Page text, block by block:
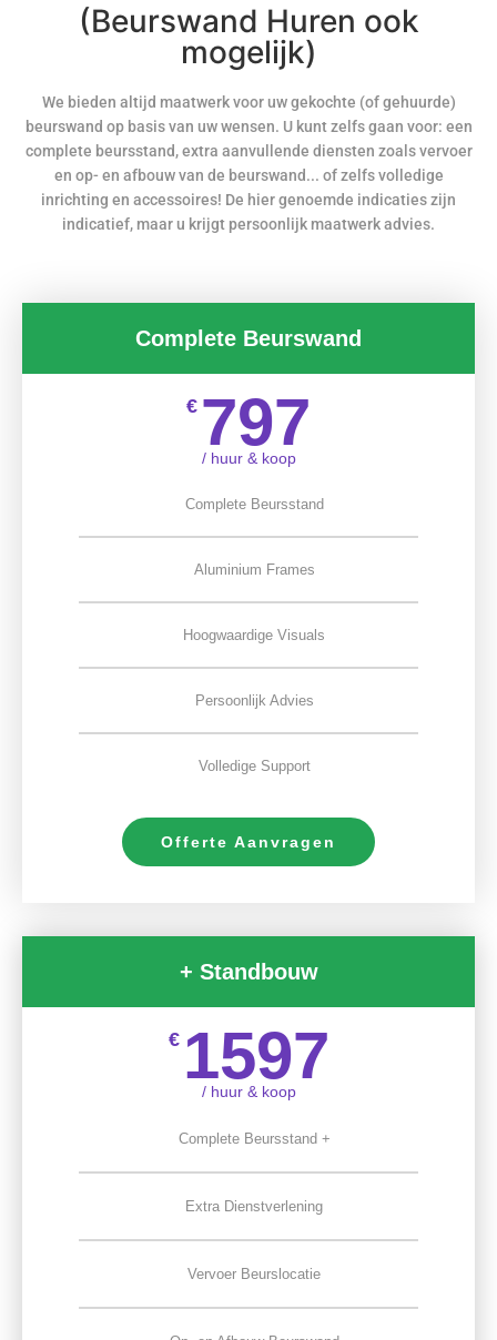
(Beurswand Huren ook
mogelijk)
We bieden altijd maatwerk voor uw gekochte (of gehuurde)
beurswand op basis van uw wensen. U kunt zelfs gaan voor: een
complete beursstand, extra aanvullende diensten zoals vervoer
en op- en afbouw van de beurswand... of zelfs volledige
inrichting en accessoires! De hier genoemde indicaties zijn
indicatief, maar u krijgt persoonlijk maatwerk advies.
Complete Beurswand
€ 797
/ huur & koop
Complete Beursstand
Aluminium Frames
Hoogwaardige Visuals
Persoonlijk Advies
Volledige Support
Offerte Aanvragen
+ Standbouw
€ 1597
/ huur & koop
Complete Beursstand +
Extra Dienstverlening
Vervoer Beurslocatie